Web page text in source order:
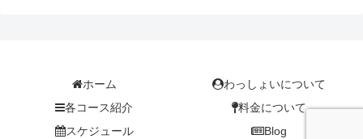
ホーム
わっしょいについて
各コース紹介
料金について
スケジュール
Blog